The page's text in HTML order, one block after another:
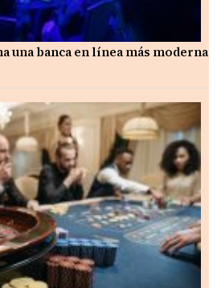
una banca en línea más moderna